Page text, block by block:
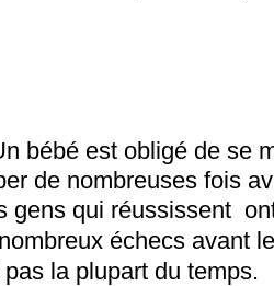
bébé est obligé de se
de nombreuses fois
gens qui réussissent
échecs avant
pas la plupart du temps.